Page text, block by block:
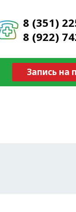
8 (351)
8 (922)
Запись на